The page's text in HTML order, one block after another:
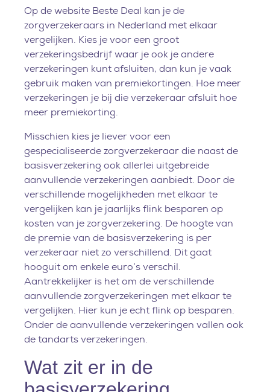
Op de website Beste Deal kan je de
zorgverzekeraars in Nederland met elkaar
vergelijken. Kies je voor een groot
verzekeringsbedrijf waar je ook je andere
verzekeringen kunt afsluiten, dan kun je vaak
gebruik maken van premiekortingen. Hoe meer
verzekeringen je bij die verzekeraar afsluit hoe
meer premiekorting.
Misschien kies je liever voor een
gespecialiseerde zorgverzekeraar die naast de
basisverzekering ook allerlei uitgebreide
aanvullende verzekeringen aanbiedt. Door de
verschillende mogelijkheden met elkaar te
vergelijken kan je jaarlijks flink besparen op
kosten van je zorgverzekering. De hoogte van
de premie van de basisverzekering is per
verzekeraar niet zo verschillend. Dit gaat
hooguit om enkele euro’s verschil.
Aantrekkelijker is het om de verschillende
aanvullende zorgverzekeringen met elkaar te
vergelijken. Hier kun je echt flink op besparen.
Onder de aanvullende verzekeringen vallen ook
de tandarts verzekeringen.
Wat zit er in de